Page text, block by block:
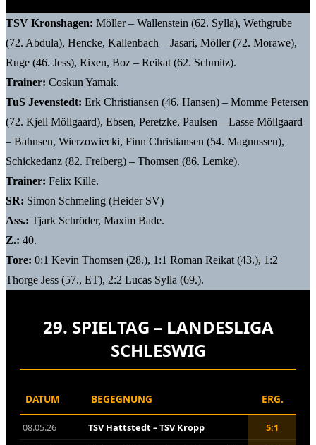
TSV Kronshagen: Möller – Wallenstein (62. Sylla), Wethgrube
(72. Abdula), Hencke, Kallenbach – Jasari, Möller (72. Morawe),
Ruge (46. Jess), Rixen, Boz – Reikat (62. Schmitz).
Trainer: Coskun Yamak.
TuS Jevenstedt: Erk Christiansen (46. Hansen) – Momme Petersen
(72. Kjell Möllgaard), Ebsen, Peretzke, Paulsen – Lasse Möllgaard
– Bahnsen, Wierzowiecki, Finn Christiansen (54. Magnussen),
Schickedanz (82. Freiberg) – Thomsen (86. Lemke).
Trainer: Felix Kille.
SR: Simon Schmeling (Heider SV)
Ass.: Tjark Schröder, Maxim Bade.
Z.: 40.
Tore: 0:1 Kevin Thomsen (28.), 1:1 Roman Reikat (43.), 1:2
Thorge Jess (57., ET), 2:2 Lucas Sylla (69.).
29. SPIELTAG – LANDESLIGA
SCHLESWIG
DATUM BEGEGNUNG ERG.
08.05.26 TSV Hattstedt – TSV Kropp
5:1